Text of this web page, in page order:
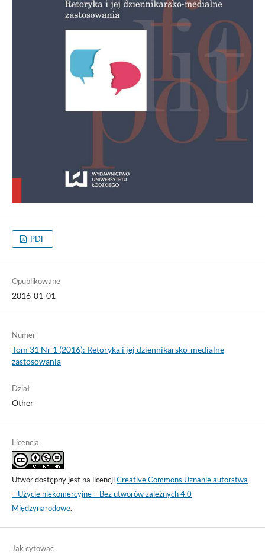
PDF
Opublikowane
2016-01-01
Numer
Tom 31 Nr 1 (2016): Retoryka i jej dziennikarsko-medialne
zastosowania
Dział
Other
Licencja
Utwór dostępny jest na licencjiCreative Commons Uznanie autorstwa
– Użycie niekomercyjne – Bez utworów zależnych 4.0
Międzynarodowe.
Jak cytować